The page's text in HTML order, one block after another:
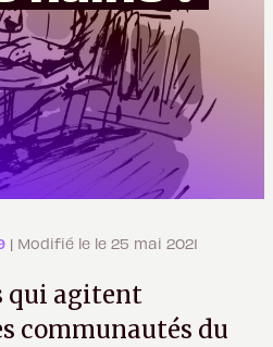
| Modifié le le 25 mai 2021
qui agitent
communautés du